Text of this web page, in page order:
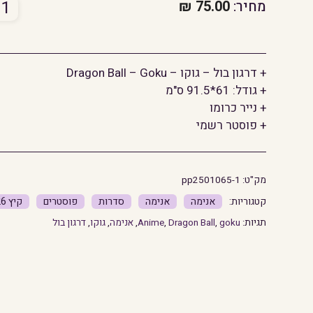
מחיר: 75.00
₪
+ דרגון בול – גוקו – Dragon Ball – Goku
+ גודל: 61*91.5 ס"מ
+ נייר כרומו
+ פוסטר רשמי
מק"ט: pp2501065-1
אנימה אנימה סדרות פוסטרים קיץ 2026
תגיות: Anime, Dragon Ball, goku
,אנימה,גוקו,דרגון בול